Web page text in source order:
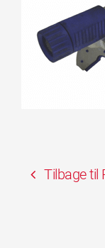
Tilbage til